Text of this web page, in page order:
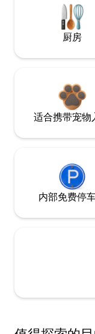
厨房
适合携带宠物
内部免费停